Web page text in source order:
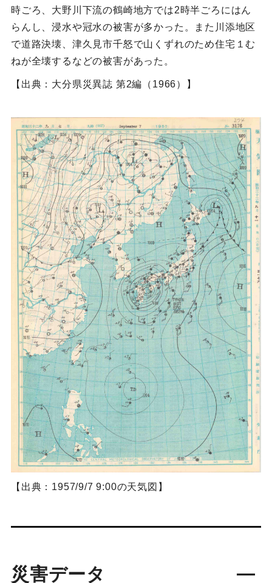
時ごろ、大野川下流の鶴崎地方では2時半ごろにはん
らんし、浸水や冠水の被害が多かった。また川添地区
で道路決壊、津久見市千怒で山くずれのため住宅１む
ねが全壊するなどの被害があった。
【出典：大分県災異誌 第2編（1966）】
【出典：1957/9/7 9:00の天気図】
災害データ